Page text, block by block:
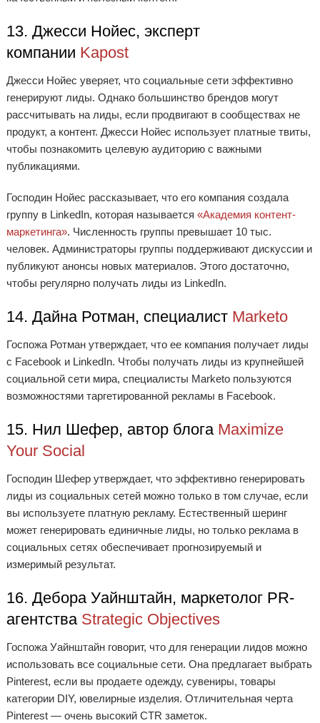
13. Джесси Нойес, эксперт
компании Kapost
Джесси Нойес уверяет, что социальные сети эффективно
генерируют лиды. Однако большинство брендов могут
рассчитывать на лиды, если продвигают в сообществах не
продукт, а контент. Джесси Нойес использует платные твиты,
чтобы познакомить целевую аудиторию с важными
публикациями.
Господин Нойес рассказывает, что его компания создала
группу в LinkedIn, которая называется «Академия контент-
маркетинга». Численность группы превышает 10 тыс.
человек. Администраторы группы поддерживают дискуссии и
публикуют анонсы новых материалов. Этого достаточно,
чтобы регулярно получать лиды из LinkedIn.
14. Дайна Ротман, специалист Marketo
Госпожа Ротман утверждает, что ее компания получает лиды
с Facebook и LinkedIn. Чтобы получать лиды из крупнейшей
социальной сети мира, специалисты Marketo пользуются
возможностями таргетированной рекламы в Facebook.
15. Нил Шефер, автор блога Maximize
Your Social
Господин Шефер утверждает, что эффективно генерировать
лиды из социальных сетей можно только в том случае, если
вы используете платную рекламу. Естественный шеринг
может генерировать единичные лиды, но только реклама в
социальных сетях обеспечивает прогнозируемый и
измеримый результат.
16. Дебора Уайнштайн, маркетолог PR-
агентства Strategic Objectives
Госпожа Уайнштайн говорит, что для генерации лидов можно
использовать все социальные сети. Она предлагает выбрать
Pinterest, если вы продаете одежду, сувениры, товары
категории DIY, ювелирные изделия. Отличительная черта
Pinterest — очень высокий CTR заметок.